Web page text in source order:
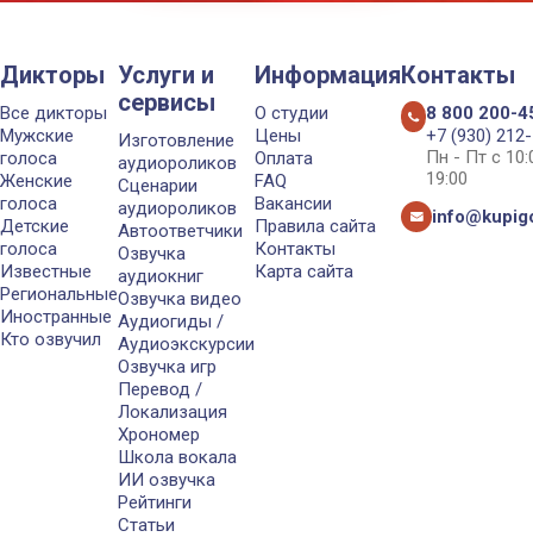
Дикторы
Все дикторы
Мужские
голоса
Женские
голоса
Детские
голоса
Известные
Региональные
Иностранные
Кто озвучил
Услуги и
сервисы
Изготовление
аудиороликов
Сценарии
аудиороликов
Автоответчики
Озвучка
аудиокниг
Озвучка видео
Аудиогиды /
Аудиоэкскурсии
Озвучка игр
Перевод /
Локализация
Хрономер
Школа вокала
ИИ озвучка
Рейтинги
Статьи
Информация
О студии
Цены
Оплата
FAQ
Вакансии
Правила сайта
Контакты
Карта сайта
Контакты
8 800 200-
+7 (930)
Пн - Пт с
19:00